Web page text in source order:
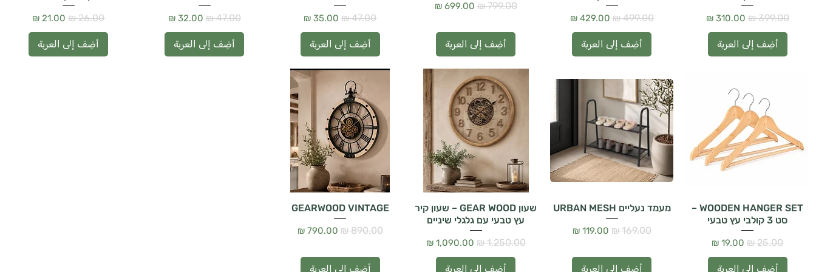
سعر عادي‏399.00 ₪ سعر البيع
أضِف إلى العربة
سعر عادي‏499.00 ₪ سعر البيع
أضِف إلى العربة
سعر عادي‏799.00 ₪ سعر البيع
أضِف إلى العربة
سعر عادي سعر البيع
أضِف إلى العربة
سعر عادي‏47.00 ₪ سعر البيع
أضِف إلى العربة
سعر عادي سعر البيع
أضِف إلى العربة
WOODEN HANGER SET –
סט 3 קולבי עץ טבעי
سعر عادي سعر البيع
أضِف إلى العربة
מעמד נעליים URBAN MESH
سعر عادي‏169.00 ₪ سعر البيع
أضِف إلى العربة
שעון GEAR WOOD – שעון קיר
עץ טבעי עם גלגלי שיניים
سعر عادي‏1,250.00 ₪ سعر البيع
أضِف إلى العربة
GEARWOOD VINTAGE
سعر عادي‏890.00 ₪ سعر البيع
أضِف إلى العربة